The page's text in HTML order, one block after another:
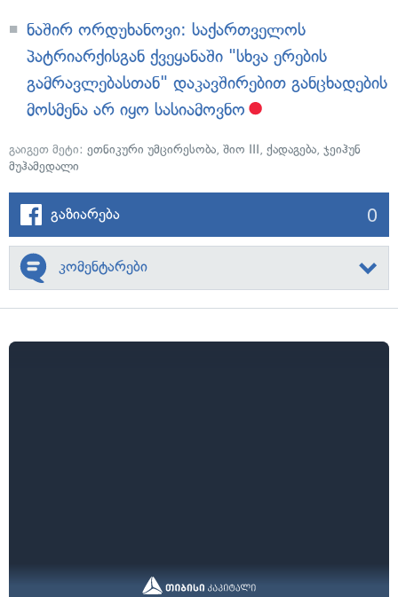
ნაშირ ორდუხანოვი: საქართველოს
პატრიარქისგან ქვეყანაში "სხვა ერების
გამრავლებასთან" დაკავშირებით განცხადების
მოსმენა არ იყო სასიამოვნო
გაიგეთ მეტი: ეთნიკური უმცირესობა, შიო III, ქადაგება, ჯეიჰუნ
მუჰამედალი
გაზიარება 0
კომენტარები